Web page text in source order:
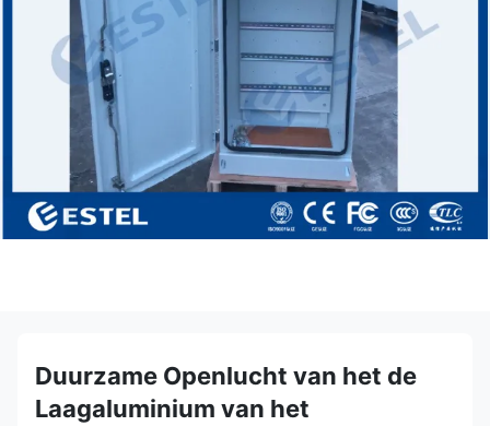
Duurzame Openlucht van het de
Laagaluminium van het